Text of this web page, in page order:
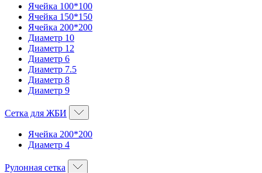
Ячейка 100*100
Ячейка 150*150
Ячейка 200*200
Диаметр 10
Диаметр 12
Диаметр 6
Диаметр 7.5
Диаметр 8
Диаметр 9
Сетка для ЖБИ
Ячейка 200*200
Диаметр 4
Рулонная сетка